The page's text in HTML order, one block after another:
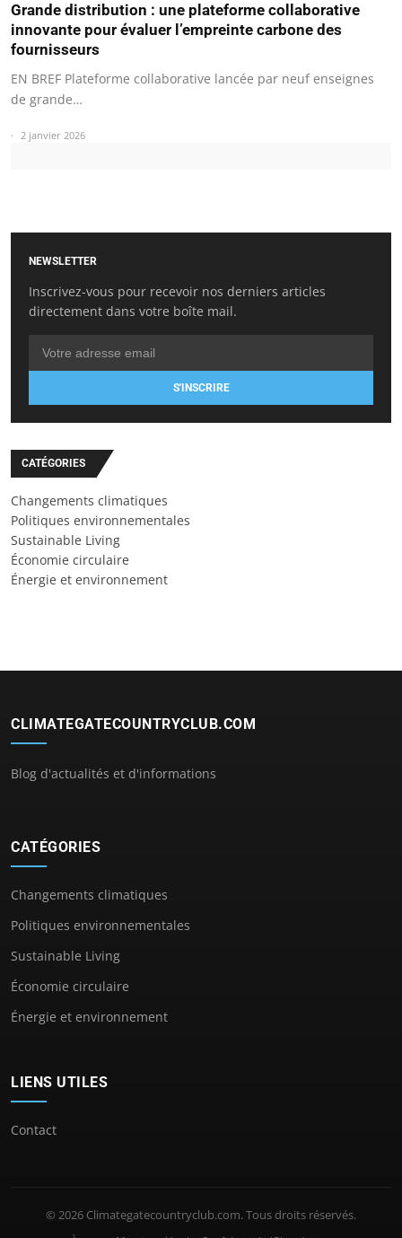
Grande distribution : une plateforme collaborative
innovante pour évaluer l’empreinte carbone des
fournisseurs
EN BREF Plateforme collaborative lancée par neuf enseignes
de grande…
2 janvier 2026
NEWSLETTER
Inscrivez-vous pour recevoir nos derniers articles
directement dans votre boîte mail.
S'INSCRIRE
CATÉGORIES
Changements climatiques
Politiques environnementales
Sustainable Living
Économie circulaire
Énergie et environnement
CLIMATEGATECOUNTRYCLUB.COM
Blog d'actualités et d'informations
CATÉGORIES
Changements climatiques
Politiques environnementales
Sustainable Living
Économie circulaire
Énergie et environnement
LIENS UTILES
Contact
© 2026 Climategatecountryclub.com. Tous droits réservés.